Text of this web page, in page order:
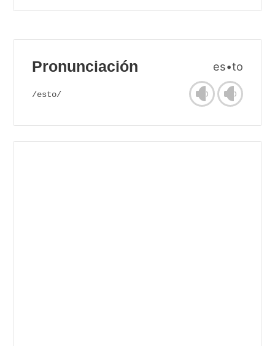
Pronunciación es•to
/esto/